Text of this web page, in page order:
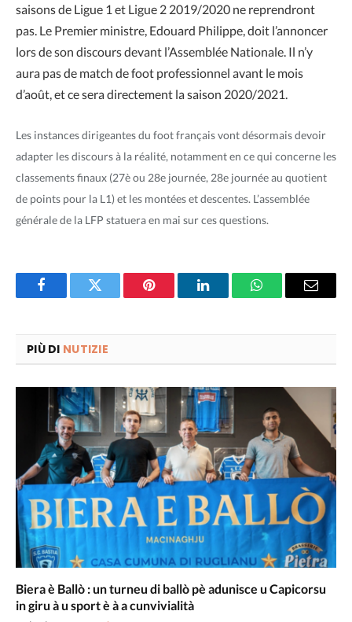
saisons de Ligue 1 et Ligue 2 2019/2020 ne reprendront
pas. Le Premier ministre, Edouard Philippe, doit l’annoncer
lors de son discours devant l’Assemblée Nationale. Il n’y
aura pas de match de foot professionnel avant le mois
d’août, et ce sera directement la saison 2020/2021.
Les instances dirigeantes du foot français vont désormais devoir
adapter les discours à la réalité, notamment en ce qui concerne les
classements finaux (27è ou 28e journée, 28e journée au quotient
de points pour la L1) et les montées et descentes. L’assemblée
générale de la LFP statuera en mai sur ces questions.
FacebookTwitter Pinterest LinkedInWhatsAppEmail
PIÙ DI NUTIZIE
Biera è Ballò : un turneu di ballò pè adunisce u Capicorsu
in giru à u sport è à a cunvivialità